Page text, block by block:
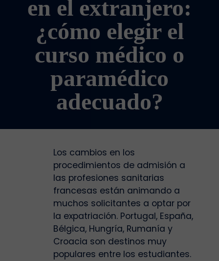
en el extranjero:
¿cómo elegir el
curso médico o
paramédico
adecuado?
Los cambios en los
procedimientos de admisión a
las profesiones sanitarias
francesas están animando a
muchos solicitantes a optar por
la expatriación. Portugal, España,
Bélgica, Hungría, Rumanía y
Croacia son destinos muy
populares entre los estudiantes.